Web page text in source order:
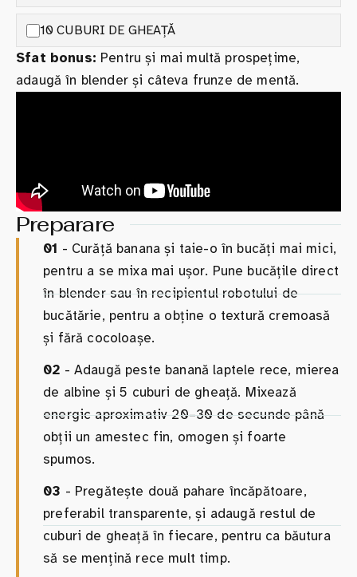
10 CUBURI DE GHEAȚĂ
Sfat bonus: Pentru și mai multă prospețime,
adaugă în blender și câteva frunze de mentă.
Preparare
01 - Curăță banana și taie-o în bucăți mai mici,
pentru a se mixa mai ușor. Pune bucățile direct
în blender sau în recipientul robotului de
bucătărie, pentru a obține o textură cremoasă
și fără cocoloașe.
02 - Adaugă peste banană laptele rece, mierea
de albine și 5 cuburi de gheață. Mixează
energic aproximativ 20–30 de secunde până
obții un amestec fin, omogen și foarte
spumos.
03 - Pregătește două pahare încăpătoare,
preferabil transparente, și adaugă restul de
cuburi de gheață în fiecare, pentru ca băutura
să se mențină rece mult timp.